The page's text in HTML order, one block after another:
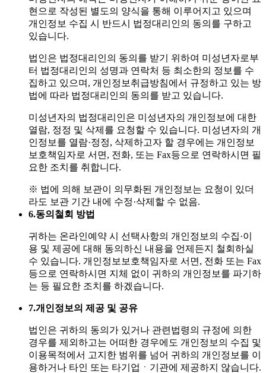
현으로 작성된 별도의 양식을 통해 이루어지고 있으며
개인정보 수집 시 반드시 법정대리인의 동의를 구하고
있습니다.
법인은 법정대리인의 동의를 받기 위하여 미성년자로부
터 법정대리인의 성명과 연락처 등 최소한의 정보를 수
집하고 있으며, 개인정보취급방침에서 규정하고 있는 방
법에 따라 법정대리인의 동의를 받고 있습니다.
미성년자의 법정대리인은 미성년자의 개인정보에 대한
열람, 정정 및 삭제를 요청할 수 있습니다. 미성년자의 개
인정보를 열람·정정, 삭제하고자 할 경우에는 개인정보
보호책임자로 서면, 전화, 또는 Fax등으로 연락하시면 필
요한 조치를 취합니다.
※ 법에 의해 보관이 의무화된 개인정보는 요청이 있더
라도 보관 기간 내에 수정·삭제할 수 없음.
6.동의철회 방법
귀하는 온라인예약 시 선택사항의 개인정보의 수집·이
용 및 제공에 대해 동의하신 내용을 언제든지 철회하실
수 있습니다. 개인정보보호책임자로 서면, 전화 또는 Fax
등으로 연락하시면 지체 없이 귀하의 개인정보를 파기하
는 등 필요한 조치를 하겠습니다.
7.개인정보의 제공 및 공유
법인은 귀하의 동의가 있거나 관련법령의 규정에 의한
경우를 제외하고는 어떠한 경우에도 개인정보의 수집 및
이용목적에서 고지한 범위를 넘어 귀하의 개인정보를 이
용하거나 타인 또는 타기업ㆍ기관에 제공하지 않습니다.